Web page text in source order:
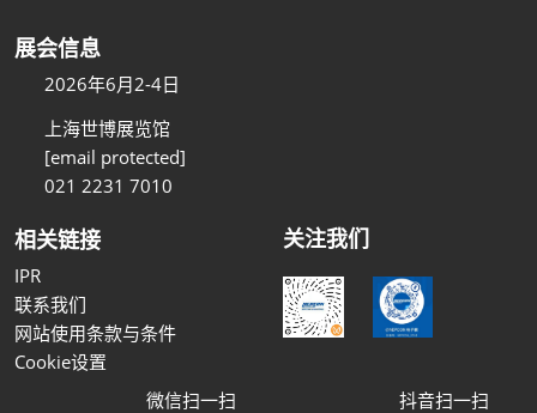
展会信息
2026年6月2-4日
上海世博展览馆
[email protected]
021 2231 7010
相关链接
IPR
联系我们
网站使用条款与条件
Cookie设置
关注我们
微信扫一扫 抖音扫一扫